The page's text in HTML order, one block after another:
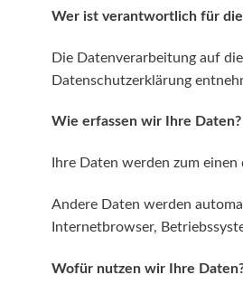
Wer ist verantwortlich für
Die Datenverarbeitung auf
Datenschutzerklärung
Wie erfassen wir Ihre Daten?
Ihre Daten werden zum
Andere Daten werden
Internetbrowser,
Wofür nutzen wir Ihre